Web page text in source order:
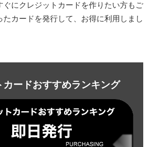
ぐにクレジットカードを作りたい方もご
たカードを発行して、お得に利用しまし
カードおすすめランキング